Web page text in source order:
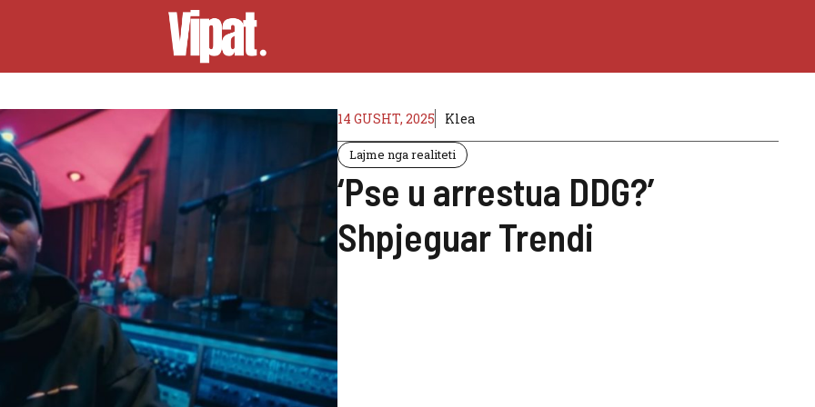
14 GUSHT, 2025 Klea
Lajme nga realiteti
‘Pse u arrestua DDG?’
Shpjeguar Trendi